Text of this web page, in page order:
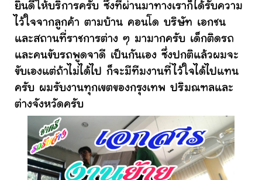
ยินดีให้บริการครับ ซึ่งที่ผ่านมาทางเราก็ได้รับความ
ไว้ใจจากลูกค้า ตามบ้าน คอนโด บริษัท เอกชน
และสถานที่ราชการต่าง ๆ มามากครับ เด็กติดรถ
และคนขับรถพูดจาดี เป็นกันเอง ซึ่งปกติแล้วผมจะ
ขับเองแต่ถ้าไม่ได้ไป ก็จะมีทีมงานที่ไว้ใจได้ไปแทน
ครับ ผมรับงานทุกเขตของกรุงเทพ ปริมณฑลและ
ต่างจังหวัดครับ